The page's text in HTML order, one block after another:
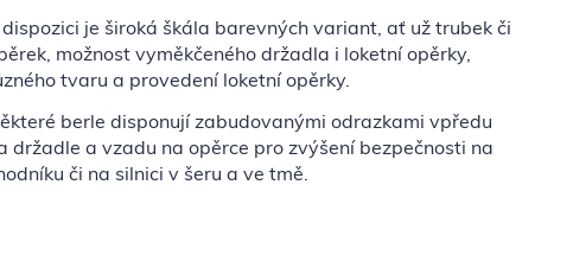
dispozici je široká škála barevných variant, ať už trubek či
možnost vyměkčeného držadla i loketní opěrky,
tvaru a provedení loketní opěrky.
berle disponují zabudovanými odrazkami vpředu
držadle a vzadu na opěrce pro zvýšení bezpečnosti na
či na silnici v šeru a ve tmě.